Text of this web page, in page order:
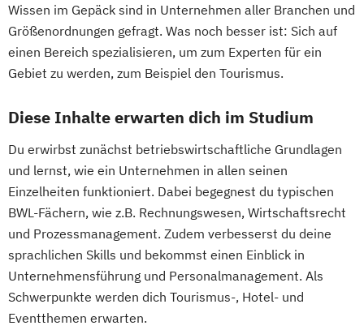
Wissen im Gepäck sind in Unternehmen aller Branchen und
Größenordnungen gefragt. Was noch besser ist: Sich auf
einen Bereich spezialisieren, um zum Experten für ein
Gebiet zu werden, zum Beispiel den Tourismus.
Diese Inhalte erwarten dich im Studium
Du erwirbst zunächst betriebswirtschaftliche Grundlagen
und lernst, wie ein Unternehmen in allen seinen
Einzelheiten funktioniert. Dabei begegnest du typischen
BWL-Fächern, wie z.B. Rechnungswesen, Wirtschaftsrecht
und Prozessmanagement. Zudem verbesserst du deine
sprachlichen Skills und bekommst einen Einblick in
Unternehmensführung und Personalmanagement. Als
Schwerpunkte werden dich Tourismus-, Hotel- und
Eventthemen erwarten.